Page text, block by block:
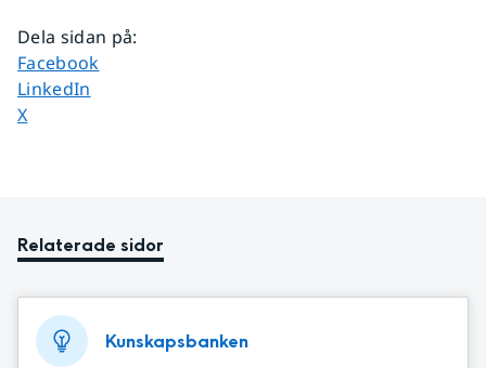
Dela sidan på:
Dela sidan på
Facebook
Dela sidan på
LinkedIn
Dela sidan på
X
Relaterade sidor
Kunskapsbanken